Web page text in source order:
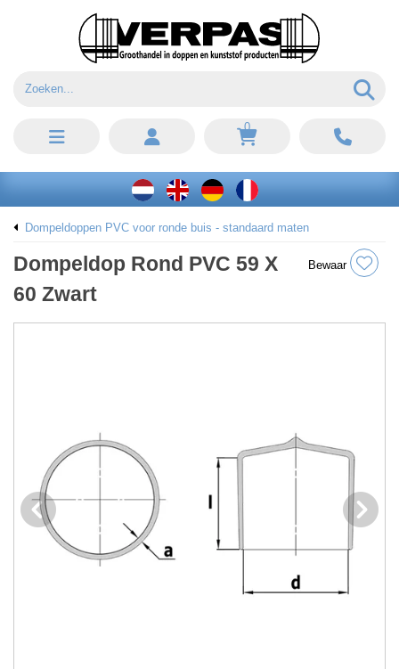
0
Dompeldoppen PVC voor ronde buis - standaard maten
Dompeldop Rond PVC 59 X
60 Zwart
Bewaar